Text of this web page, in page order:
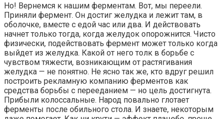
Но! Вернемся к нашим ферментам. Вот, мы переели.
Приняли фермент. Он достиг желудка и лежит там, в
оболочке, вместе с едой час или два. И действовать
начнет только тогда, когда желудок опорожнится. Чисто
физически, подействовать фермент может только когда
выйдет из желудка. Какой от него толк в борьбе с
чувством тяжести, возникающим от растягивания
желудка — не понятно. Не ясно так же, кто вдруг решил
построить рекламную компанию ферментов как
средства борьбы с перееданием — но цель достигнута.
Прибыли колоссальные. Народ повально глотает
ферменты после обильного стола. И знаете, некоторым